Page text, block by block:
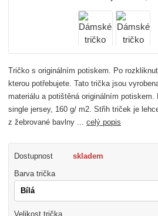
Tričko s originálním potiskem. Po
kterou potřebujete. Tato trička jsou
materiálu a potištěná originálním potiskem.
single jersey, 160 g/ m2. Střih triček je
z žebrované bavlny ...celý popis
Dostupnost skladem
Barva trička
Velikost trička